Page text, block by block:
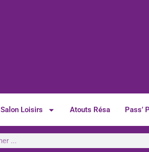
Salon Loisirs Atouts Résa Pass’